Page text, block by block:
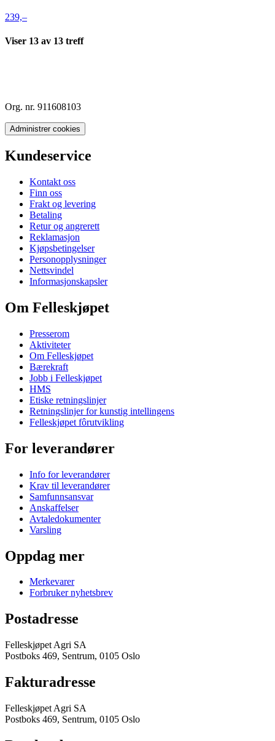
239,–
Viser 13 av 13 treff
Org. nr. 911608103
Administrer cookies
Kundeservice
Kontakt oss
Finn oss
Frakt og levering
Betaling
Retur og angrerett
Reklamasjon
Kjøpsbetingelser
Personopplysninger
Nettsvindel
Informasjonskapsler
Om Felleskjøpet
Presserom
Aktiviteter
Om Felleskjøpet
Bærekraft
Jobb i Felleskjøpet
HMS
Etiske retningslinjer
Retningslinjer for kunstig intellingens
Felleskjøpet fôrutvikling
For leverandører
Info for leverandører
Krav til leverandører
Samfunnsansvar
Anskaffelser
Avtaledokumenter
Varsling
Oppdag mer
Merkevarer
Forbruker nyhetsbrev
Postadresse
Felleskjøpet Agri SA
Postboks 469, Sentrum, 0105 Oslo
Fakturadresse
Felleskjøpet Agri SA
Postboks 469, Sentrum, 0105 Oslo